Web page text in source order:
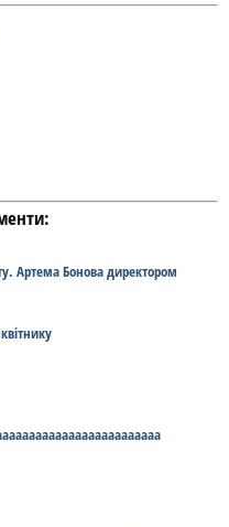
Артема Бонова директором